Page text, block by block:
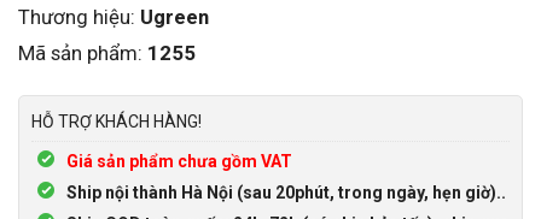
Thương hiệu: Ugreen
Mã sản phẩm: 1255
HỖ TRỢ KHÁCH HÀNG!
Giá sản phẩm chưa gồm VAT
Ship nội thành Hà Nội (sau 20phút, trong ngày, hẹn giờ)..